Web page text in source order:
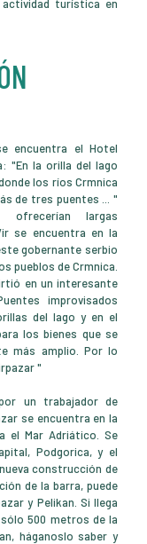
turística en
encuentra el Hotel
"En la orilla del lago
los ríos Crmnica
de tres puentes ... "
largas
se encuentra en la
gobernante serbio
pueblos de Crmnica.
en un interesante
improvisados
del lago y en el
los bienes que se
más amplio. Por lo
"
un trabajador de
se encuentra en la
el Mar Adriático. Se
Podgorica, y el
construcción de
de la barra, puede
y Pelikan. Si llega
500 metros de la
háganoslo saber y